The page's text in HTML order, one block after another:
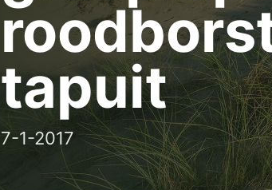
tapuit
7-1-2017